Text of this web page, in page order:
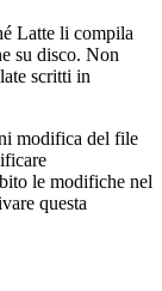
Latte li compila
su disco. Non
scritti in
modifica del file
le modifiche nel
questa